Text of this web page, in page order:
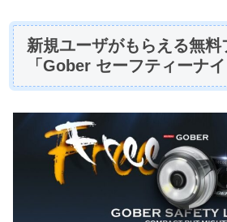
新規ユーザがもらえる無料
「Gober セーフティーナイ